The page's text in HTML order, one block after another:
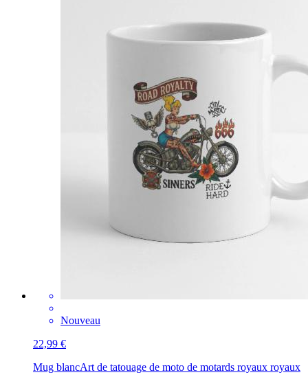
Nouveau
22,99 €
Mug blancArt de tatouage de moto de motards royaux royaux